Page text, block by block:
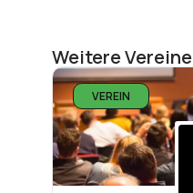
Weitere Vereine
VEREIN